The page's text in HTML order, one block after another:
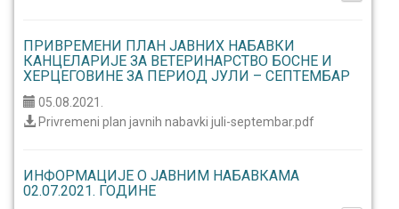
ПРИВРЕМЕНИ ПЛАН ЈАВНИХ НАБАВКИ
КАНЦЕЛАРИЈЕ ЗА ВЕТЕРИНАРСТВО БОСНЕ И
ХЕРЦЕГОВИНЕ ЗА ПЕРИОД ЈУЛИ – СЕПТЕМБАР
05.08.2021.
Privremeni plan javnih nabavki juli-septembar.pdf
ИНФОРМАЦИЈЕ О ЈАВНИМ НАБАВКАМА
02.07.2021. ГОДИНЕ